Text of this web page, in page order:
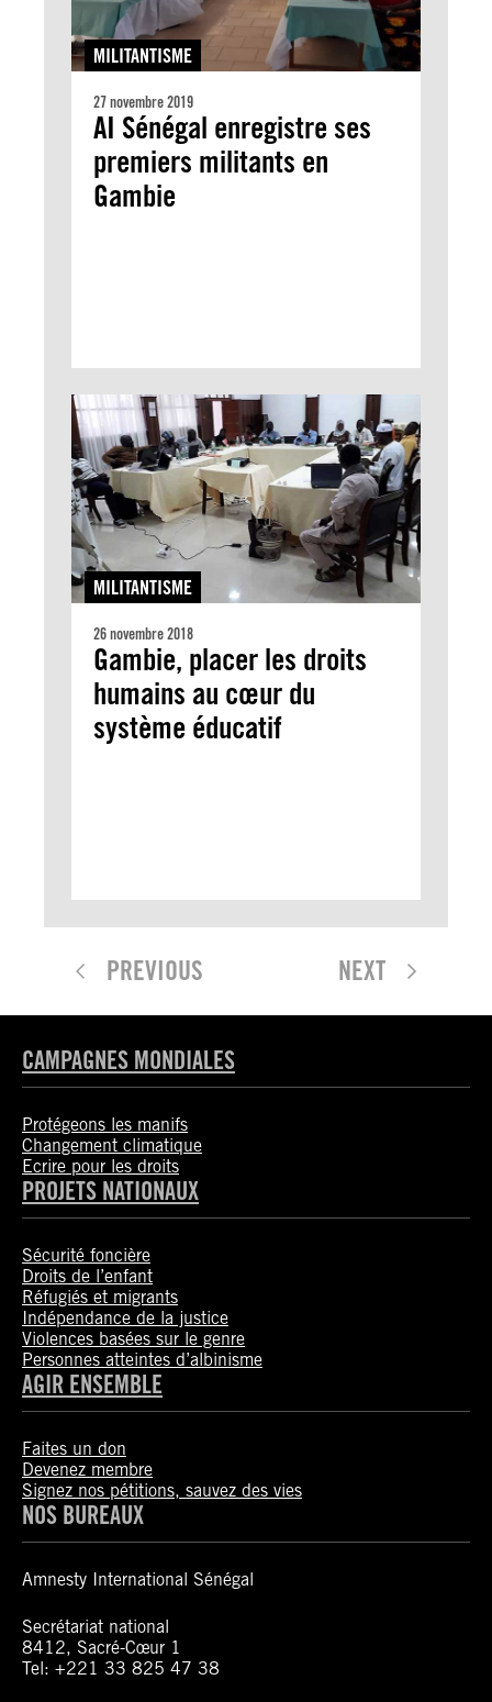
MILITANTISME
27 novembre 2019
AI Sénégal enregistre ses
premiers militants en
Gambie
MILITANTISME
26 novembre 2018
Gambie, placer les droits
humains au cœur du
système éducatif
PREVIOUS NEXT
CAMPAGNES MONDIALES
Protégeons les manifs
Changement climatique
Ecrire pour les droits
PROJETS NATIONAUX
Sécurité foncière
Droits de l’enfant
Réfugiés et migrants
Indépendance de la justice
Violences basées sur le genre
Personnes atteintes d’albinisme
AGIR ENSEMBLE
Faites un don
Devenez membre
Signez nos pétitions, sauvez des vies
NOS BUREAUX
Amnesty International Sénégal
Secrétariat national
8412, Sacré-Cœur 1
Tel: +221 33 825 47 38